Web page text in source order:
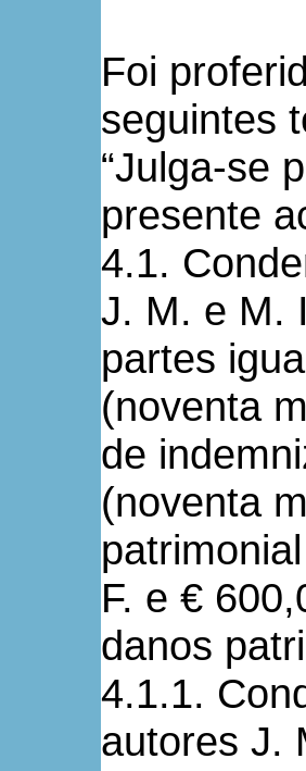
Foi
seguintes
“Julga-se
presente
4.1.
J. M. e M.
partes
(noventa
de
(noventa
F. e €
danos
4.1.1.
autores J.